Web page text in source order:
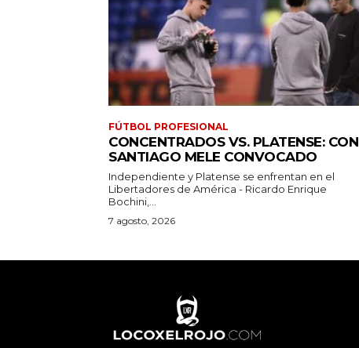
FÚTBOL PROFESIONAL
CONCENTRADOS VS. PLATENSE: CON
SANTIAGO MELE CONVOCADO
Independiente y Platense se enfrentan en el
Libertadores de América - Ricardo Enrique
Bochini,...
7 agosto, 2026